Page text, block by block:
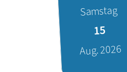
Samstag
15
Aug. 2026